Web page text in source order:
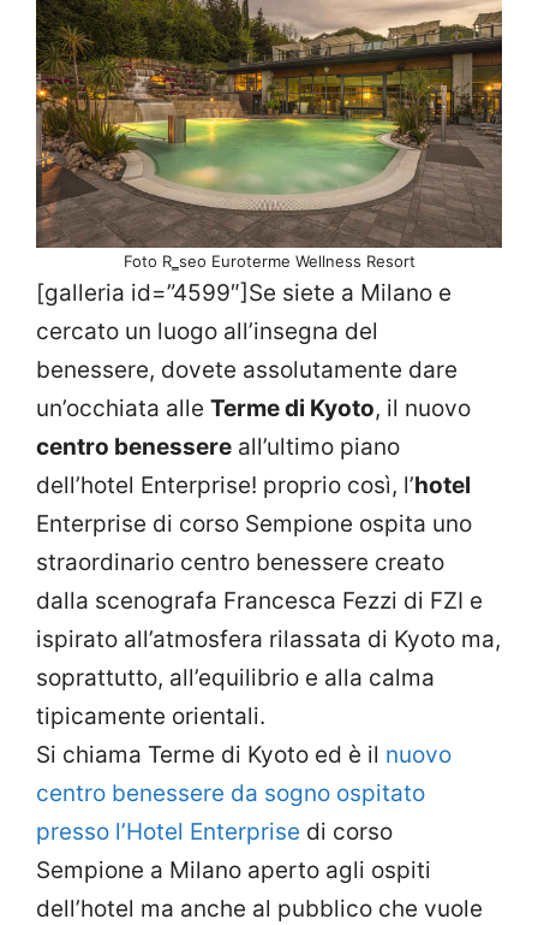
Foto R‗seo Euroterme Wellness Resort
[galleria id=”4599″]Se siete a Milano e
cercato un luogo all’insegna del
benessere, dovete assolutamente dare
un’occhiata alle Terme di Kyoto, il nuovo
centro benessere all’ultimo piano
dell’hotel Enterprise! proprio così, l’hotel
Enterprise di corso Sempione ospita uno
straordinario centro benessere creato
dalla scenografa Francesca Fezzi di FZI e
ispirato all’atmosfera rilassata di Kyoto ma,
soprattutto, all’equilibrio e alla calma
tipicamente orientali.
Si chiama Terme di Kyoto ed è il nuovo
centro benessere da sogno ospitato
presso l’Hotel Enterprise di corso
Sempione a Milano aperto agli ospiti
dell’hotel ma anche al pubblico che vuole